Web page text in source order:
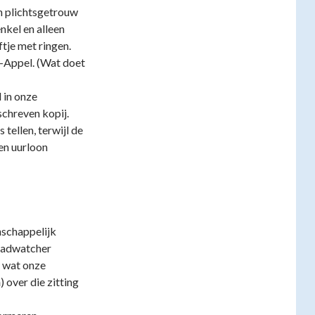
plichtsgetrouw
en alleen
met ringen.
Appel. (Wat doet
onze
kopij.
tellen, terwijl de
uurloon
onze
over die zitting